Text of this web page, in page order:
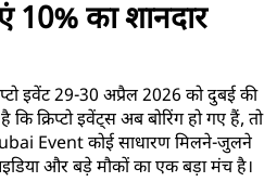
का शानदार
इवेंट 29-30 अप्रैल 2026 को दुबई की
क्रिप्टो इवेंट्स अब बोरिंग हो गए हैं, तो
Event कोई साधारण मिलने-जुलने
और बड़े मौकों का एक बड़ा मंच है।